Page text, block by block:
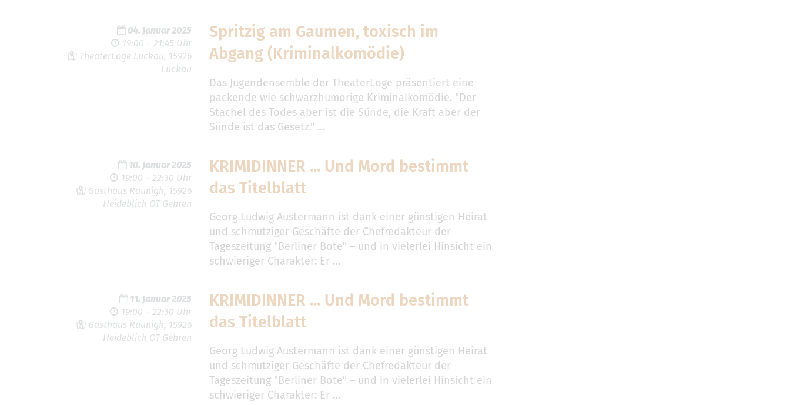
04. Januar 2025
19:00 – 21:45 Uhr
TheaterLoge Luckau, 15926
Luckau
Spritzig am Gaumen, toxisch im
Abgang (Kriminalkomödie)
Das Jugendensemble der TheaterLoge präsentiert eine
packende wie schwarzhumorige Kriminalkomödie. "Der
Stachel des Todes aber ist die Sünde, die Kraft aber der
Sünde ist das Gesetz." …
10. Januar 2025
19:00 – 22:30 Uhr
Gasthaus Raunigk, 15926
Heideblick OT Gehren
KRIMIDINNER ... Und Mord bestimmt
das Titelblatt
Georg Ludwig Austermann ist dank einer günstigen Heirat
und schmutziger Geschäfte der Chefredakteur der
Tageszeitung "Berliner Bote" – und in vielerlei Hinsicht ein
schwieriger Charakter: Er …
11. Januar 2025
19:00 – 22:30 Uhr
Gasthaus Raunigk, 15926
Heideblick OT Gehren
KRIMIDINNER ... Und Mord bestimmt
das Titelblatt
Georg Ludwig Austermann ist dank einer günstigen Heirat
und schmutziger Geschäfte der Chefredakteur der
Tageszeitung "Berliner Bote" – und in vielerlei Hinsicht ein
schwieriger Charakter: Er …